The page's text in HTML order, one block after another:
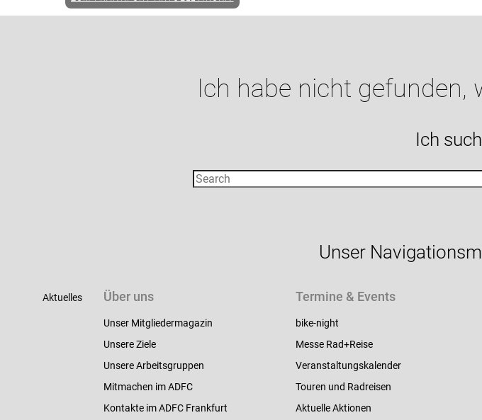
Ich habe nicht gefunden,
Ich
Unser
Aktuelles Über uns
Unser Mitgliedermagazin
Unsere Ziele
Unsere Arbeitsgruppen
Mitmachen im ADFC
Kontakte im ADFC Frankfurt
Termine & Events
bike-night
Messe Rad+Reise
Veranstaltungskalender
Touren und Radreisen
Aktuelle Aktionen